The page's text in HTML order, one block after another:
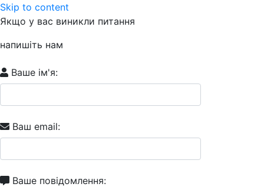
Skip to content
Якщо у вас виникли питання
напишіть нам
Ваше ім'я:
Ваш email:
Ваше повідомлення: